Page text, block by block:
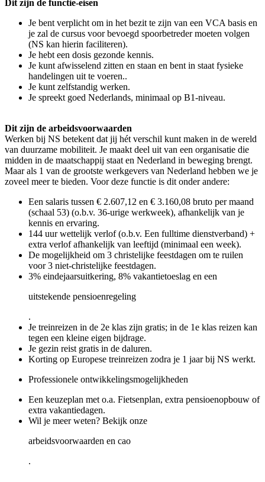
Dit zijn de functie-eisen
Je bent verplicht om in het bezit te zijn van een VCA basis en
je zal de cursus voor bevoegd spoorbetreder moeten volgen
(NS kan hierin faciliteren).
Je hebt een dosis gezonde kennis.
Je kunt afwisselend zitten en staan en bent in staat fysieke
handelingen uit te voeren..
Je kunt zelfstandig werken.
Je spreekt goed Nederlands, minimaal op B1-niveau.
Dit zijn de arbeidsvoorwaarden
Werken bij NS betekent dat jij hét verschil kunt maken in de wereld
van duurzame mobiliteit. Je maakt deel uit van een organisatie die
midden in de maatschappij staat en Nederland in beweging brengt.
Maar als 1 van de grootste werkgevers van Nederland hebben we je
zoveel meer te bieden. Voor deze functie is dit onder andere:
Een salaris tussen € 2.607,12 en € 3.160,08 bruto per maand
(schaal 53) (o.b.v. 36-urige werkweek), afhankelijk van je
kennis en ervaring.
144 uur wettelijk verlof (o.b.v. Een fulltime dienstverband) +
extra verlof afhankelijk van leeftijd (minimaal een week).
De mogelijkheid om 3 christelijke feestdagen om te ruilen
voor 3 niet-christelijke feestdagen.
3% eindejaarsuitkering, 8% vakantietoeslag en een
uitstekende pensioenregeling
.
Je treinreizen in de 2e klas zijn gratis; in de 1e klas reizen kan
tegen een kleine eigen bijdrage.
Je gezin reist gratis in de daluren.
Korting op Europese treinreizen zodra je 1 jaar bij NS werkt.
Professionele ontwikkelingsmogelijkheden
Een keuzeplan met o.a. Fietsenplan, extra pensioenopbouw of
extra vakantiedagen.
Wil je meer weten? Bekijk onze
arbeidsvoorwaarden en cao
.